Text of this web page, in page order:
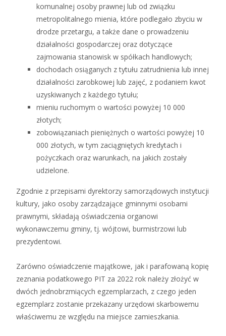
komunalnej osoby prawnej lub od związku
metropolitalnego mienia, które podlegało zbyciu w
drodze przetargu, a także dane o prowadzeniu
działalności gospodarczej oraz dotyczące
zajmowania stanowisk w spółkach handlowych;
dochodach osiąganych z tytułu zatrudnienia lub innej
działalności zarobkowej lub zajęć, z podaniem kwot
uzyskiwanych z każdego tytułu;
mieniu ruchomym o wartości powyżej 10 000
złotych;
zobowiązaniach pieniężnych o wartości powyżej 10
000 złotych, w tym zaciągniętych kredytach i
pożyczkach oraz warunkach, na jakich zostały
udzielone.
Zgodnie z przepisami dyrektorzy samorządowych instytucji
kultury, jako osoby zarządzające gminnymi osobami
prawnymi, składają oświadczenia organowi
wykonawczemu gminy, tj. wójtowi, burmistrzowi lub
prezydentowi.
Zarówno oświadczenie majątkowe, jak i parafowaną kopię
zeznania podatkowego PIT za 2022 rok należy złożyć w
dwóch jednobrzmiących egzemplarzach, z czego jeden
egzemplarz zostanie przekazany urzędowi skarbowemu
właściwemu ze względu na miejsce zamieszkania.